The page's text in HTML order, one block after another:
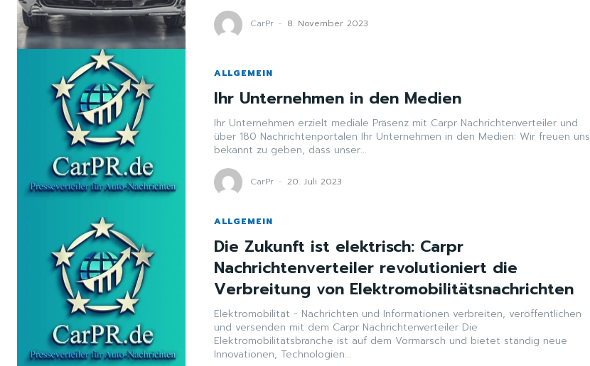
CarPr - 8. November 2023
ALLGEMEIN
Ihr Unternehmen in den Medien
Ihr Unternehmen erzielt mediale Präsenz mit Carpr Nachrichtenverteiler und
über 180 Nachrichtenportalen Ihr Unternehmen in den Medien: Wir freuen uns
bekannt zu geben, dass unser...
CarPr - 20. Juli 2023
ALLGEMEIN
Die Zukunft ist elektrisch: Carpr
Nachrichtenverteiler revolutioniert die
Verbreitung von Elektromobilitätsnachrichten
Elektromobilität - Nachrichten und Informationen verbreiten, veröffentlichen
und versenden mit dem Carpr Nachrichtenverteiler Die
Elektromobilitätsbranche ist auf dem Vormarsch und bietet ständig neue
Innovationen, Technologien...